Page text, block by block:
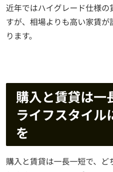
近年ではハイグレード仕様
すが、相場よりも高い家賃
ります。
購入と賃貸は一
ライフスタイル
を
購入と賃貸は一長一短で、